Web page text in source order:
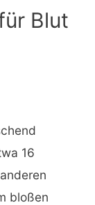
Blut
16
bloßen